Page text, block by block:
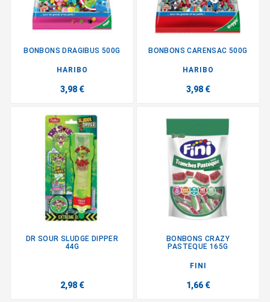
BONBONS DRAGIBUS 500G
HARIBO
3,98 €
BONBONS CARENSAC 500G
HARIBO
3,98 €
DR SOUR SLUDGE DIPPER
44G
2,98 €
BONBONS CRAZY
PASTEQUE 165G
FINI
1,66 €